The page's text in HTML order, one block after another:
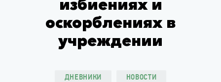
избиениях и
оскорблениях в
учреждении
ДНЕВНИКИ НОВОСТИ